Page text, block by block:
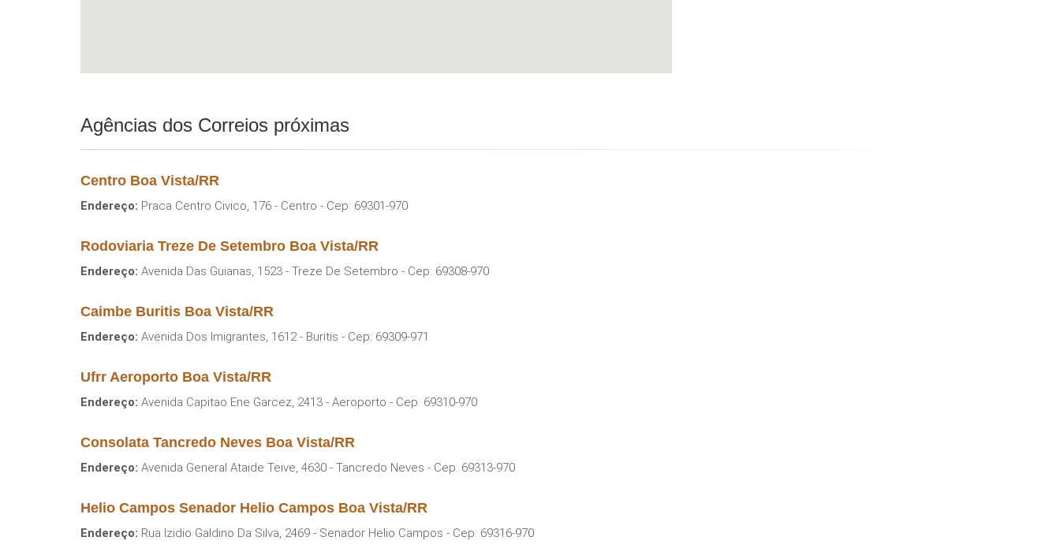
Agências dos Correios próximas
Centro Boa Vista/RR
Endereço: Praca Centro Civico, 176 - Centro - Cep: 69301-970
Rodoviaria Treze De Setembro Boa Vista/RR
Endereço: Avenida Das Guianas, 1523 - Treze De Setembro - Cep: 69308-970
Caimbe Buritis Boa Vista/RR
Endereço: Avenida Dos Imigrantes, 1612 - Buritis - Cep: 69309-971
Ufrr Aeroporto Boa Vista/RR
Endereço: Avenida Capitao Ene Garcez, 2413 - Aeroporto - Cep: 69310-970
Consolata Tancredo Neves Boa Vista/RR
Endereço: Avenida General Ataide Teive, 4630 - Tancredo Neves - Cep: 69313-970
Helio Campos Senador Helio Campos Boa Vista/RR
Endereço: Rua Izidio Galdino Da Silva, 2469 - Senador Helio Campos - Cep: 69316-970